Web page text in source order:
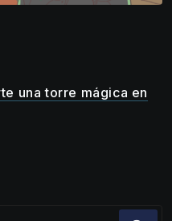
una torre mágica en